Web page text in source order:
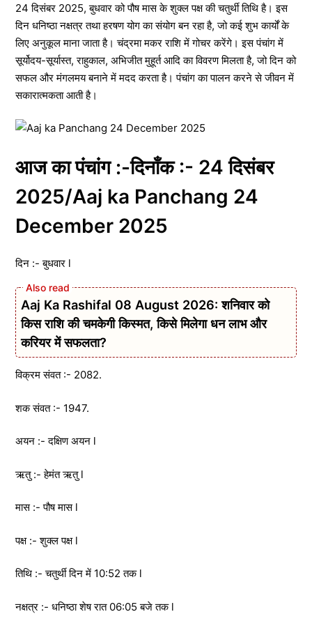
24 दिसंबर 2025, बुधवार को पौष मास के शुक्ल पक्ष की चतुर्थी तिथि है। इस
दिन धनिष्ठा नक्षत्र तथा हरषण योग का संयोग बन रहा है, जो कई शुभ कार्यों के
लिए अनुकूल माना जाता है। चंद्रमा मकर राशि में गोचर करेंगे। इस पंचांग में
सूर्योदय-सूर्यास्त, राहुकाल, अभिजीत मुहूर्त आदि का विवरण मिलता है, जो दिन को
सफल और मंगलमय बनाने में मदद करता है। पंचांग का पालन करने से जीवन में
सकारात्मकता आती है।
आज का पंचांग :-दिनाँक :- 24 दिसंबर
2025/Aaj ka Panchang 24
December 2025
दिन :- बुधवार l
Aaj Ka Rashifal 08 August 2026: शनिवार को
किस राशि की चमकेगी किस्मत, किसे मिलेगा धन लाभ और
करियर में सफलता?
विक्रम संवत :- 2082.
शक संवत :- 1947.
अयन :- दक्षिण अयन l
ऋतु :- हेमंत ऋतु l
मास :- पौष मास l
पक्ष :- शुक्ल पक्ष l
तिथि :- चतुर्थी दिन में 10:52 तक l
नक्षत्र :- धनिष्ठा शेष रात 06:05 बजे तक l